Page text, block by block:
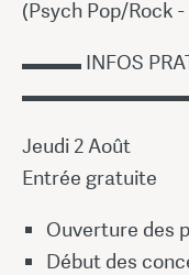
(Psych Pop/Rock
▬▬▬ INFOS
Jeudi 2 Août
Entrée gratuite
Ouverture des
Début des